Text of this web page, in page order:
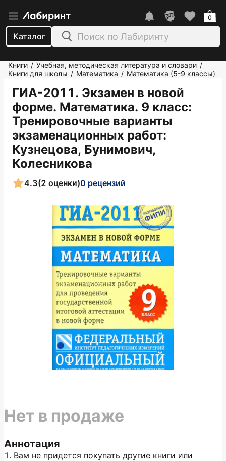
Каталог
0
Книги / Учебная, методическая литература и словари /
Книги для школы / Математика / Математика (5-9 классы)
ГИА-2011. Экзамен в новой
форме. Математика. 9 класс:
Тренировочные варианты
экзаменационных работ:
Кузнецова, Бунимович,
Колесникова
4.3(2 оценки)0 рецензий
Аннотация
1. Вам не придется покупать другие книги или
Нет в продаже